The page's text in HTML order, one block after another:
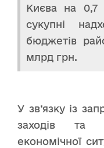
Києва на 0,7
сукупні
бюджетів
млрд грн.
У зв’язку із
заходів та
економічної